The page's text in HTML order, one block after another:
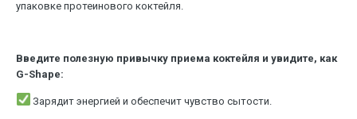
упаковке протеинового коктейля.
Введите полезную привычку приема коктейля и увидите, как
G-Shape:
Зарядит энергией и обеспечит чувство сытости.